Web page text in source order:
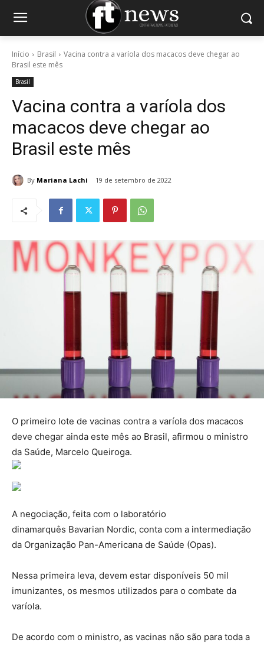
Início Brasil
Vacina contra a varíola dos macacos deve chegar ao
Brasil este mês
Brasil
Vacina contra a varíola dos
macacos deve chegar ao
Brasil este mês
By Mariana Lachi 19 de setembro de 2022
O primeiro lote de vacinas contra a varíola dos macacos
deve chegar ainda este mês ao Brasil, afirmou o ministro
da Saúde, Marcelo Queiroga.
A negociação, feita com o laboratório
dinamarquês Bavarian Nordic, conta com a intermediação
da Organização Pan-Americana de Saúde (Opas).
Nessa primeira leva, devem estar disponíveis 50 mil
imunizantes, os mesmos utilizados para o combate da
varíola.
De acordo com o ministro, as vacinas não são para toda a